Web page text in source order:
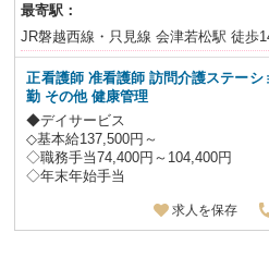
最寄駅：
JR磐越西線・只見線 会津若松駅 徒歩
正看護師 准看護師 訪問介護ステー
勤 その他 健康管理
◆デイサービス
◇基本給137,500円～
◇職務手当74,400円～104,400円
◇年末年始手当
求人を保存